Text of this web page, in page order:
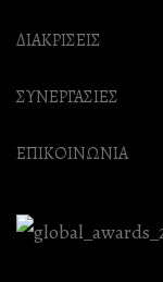
ΔΙΑΚΡΙΣΕΙΣ
ΣΥΝΕΡΓΑΣΙΕΣ
ΕΠΙΚΟΙΝΩΝΙΑ